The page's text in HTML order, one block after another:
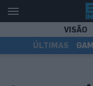
VISÃO
ÚLTIMAS